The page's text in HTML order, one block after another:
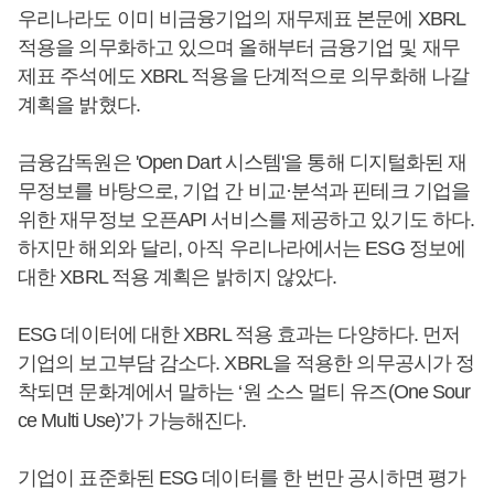
우리나라도 이미 비금융기업의 재무제표 본문에 XBRL
적용을 의무화하고 있으며 올해부터 금융기업 및 재무
제표 주석에도 XBRL 적용을 단계적으로 의무화해 나갈
계획을 밝혔다.
금융감독원은 'Open Dart 시스템'을 통해 디지털화된 재
무정보를 바탕으로, 기업 간 비교·분석과 핀테크 기업을
위한 재무정보 오픈API 서비스를 제공하고 있기도 하다.
하지만 해외와 달리, 아직 우리나라에서는 ESG 정보에
대한 XBRL 적용 계획은 밝히지 않았다.
ESG 데이터에 대한 XBRL 적용 효과는 다양하다. 먼저
기업의 보고부담 감소다. XBRL을 적용한 의무공시가 정
착되면 문화계에서 말하는 ‘원 소스 멀티 유즈(One Sour
ce Multi Use)’가 가능해진다.
기업이 표준화된 ESG 데이터를 한 번만 공시하면 평가